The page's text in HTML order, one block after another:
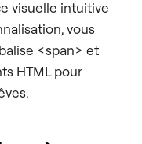
visuelle intuitive
vous
<span> et
HTML pour